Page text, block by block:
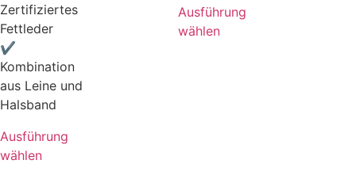
Zertifiziertes
Fettleder
✔
Kombination
aus Leine und
Halsband
Ausführung
wählen
Ausführung
wählen